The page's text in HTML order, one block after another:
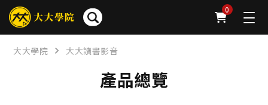
0
大大學院 大大讀書影音
產品總覽